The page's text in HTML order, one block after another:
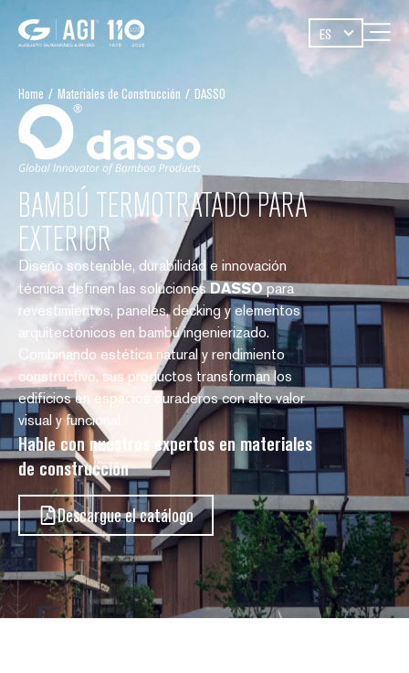
ES
Home / Materiales de Construcción / DASSO
BAMBÚ TERMOTRATADO PARA
EXTERIOR
Diseño sostenible, durabilidad e innovación
técnica definen las solucionesDASSOpara
revestimientos, paneles, decking y elementos
arquitectónicos en bambú ingenierizado.
Combinando estética natural y rendimiento
constructivo, sus productos transforman los
edificios en espacios duraderos con alto valor
visual y funcional.
Hable con nuestros expertos en materiales
de construcción
Descargue el catálogo